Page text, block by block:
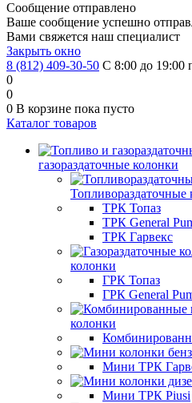
Сообщение отправлено
Ваше сообщение успешно
Вами свяжется наш специалист
Закрыть окно
8 (812) 409-30-50 С 8:00 до
0
0
0 В корзине пока пусто
Каталог товаров
газораздаточные колонки
Топливораздаточные
ТРК Топаз
ТРК General
ТРК Гарвекс
колонки
ГРК Топаз
ГРК General
колонки
Мини ТРК
Мини ТРК Piusi